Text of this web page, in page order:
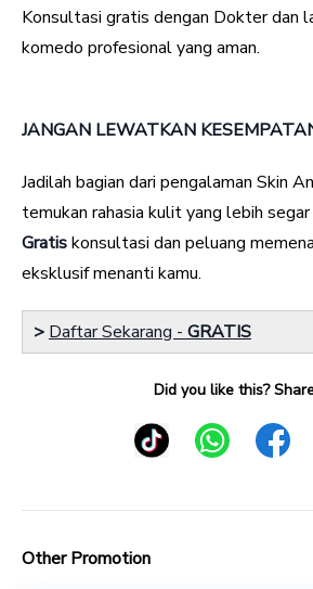
Konsultasi gratis dengan Dokter dan
komedo profesional yang aman.
JANGAN LEWATKAN
Jadilah bagian dari pengalaman Skin
temukan rahasia kulit yang lebih
Gratiskonsultasi dan peluang
eksklusif menanti kamu.
> Daftar Sekarang - GRATIS
Did you like this?
Other Promotion